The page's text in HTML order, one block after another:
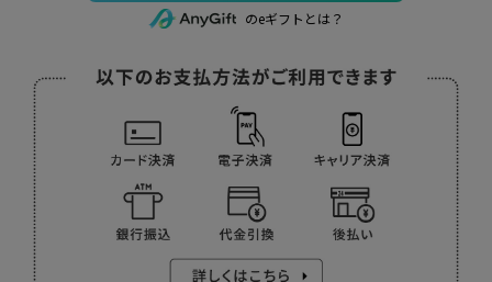
のeギフトとは？